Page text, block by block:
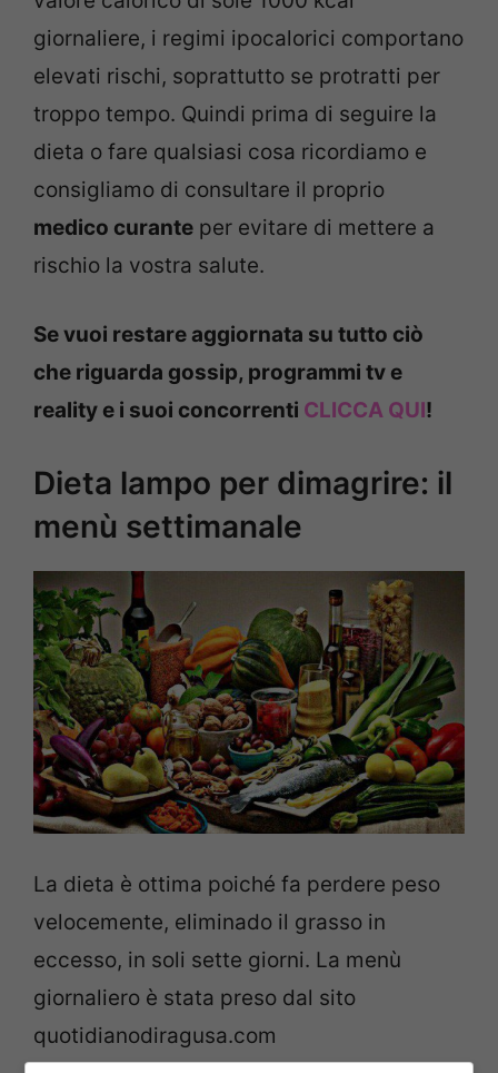
giornaliere, i regimi ipocalorici comportano
elevati rischi, soprattutto se protratti per
troppo tempo. Quindi prima di seguire la
dieta o fare qualsiasi cosa ricordiamo e
consigliamo di consultare il proprio
medico curante per evitare di mettere a
rischio la vostra salute.
Se vuoi restare aggiornata su tutto ciò
che riguarda gossip, programmi tv e
reality e i suoi concorrenti CLICCA QUI!
Dieta lampo per dimagrire: il
menù settimanale
La dieta è ottima poiché fa perdere peso
velocemente, eliminado il grasso in
eccesso, in soli sette giorni. La menù
giornaliero è stata preso dal sito
quotidianodiragusa.com